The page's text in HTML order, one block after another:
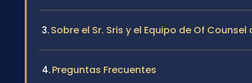
Sobre el Sr. Sris y el Equipo de Of Counsel
Preguntas Frecuentes